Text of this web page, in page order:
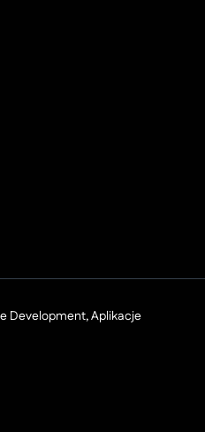
Development, Aplikacje